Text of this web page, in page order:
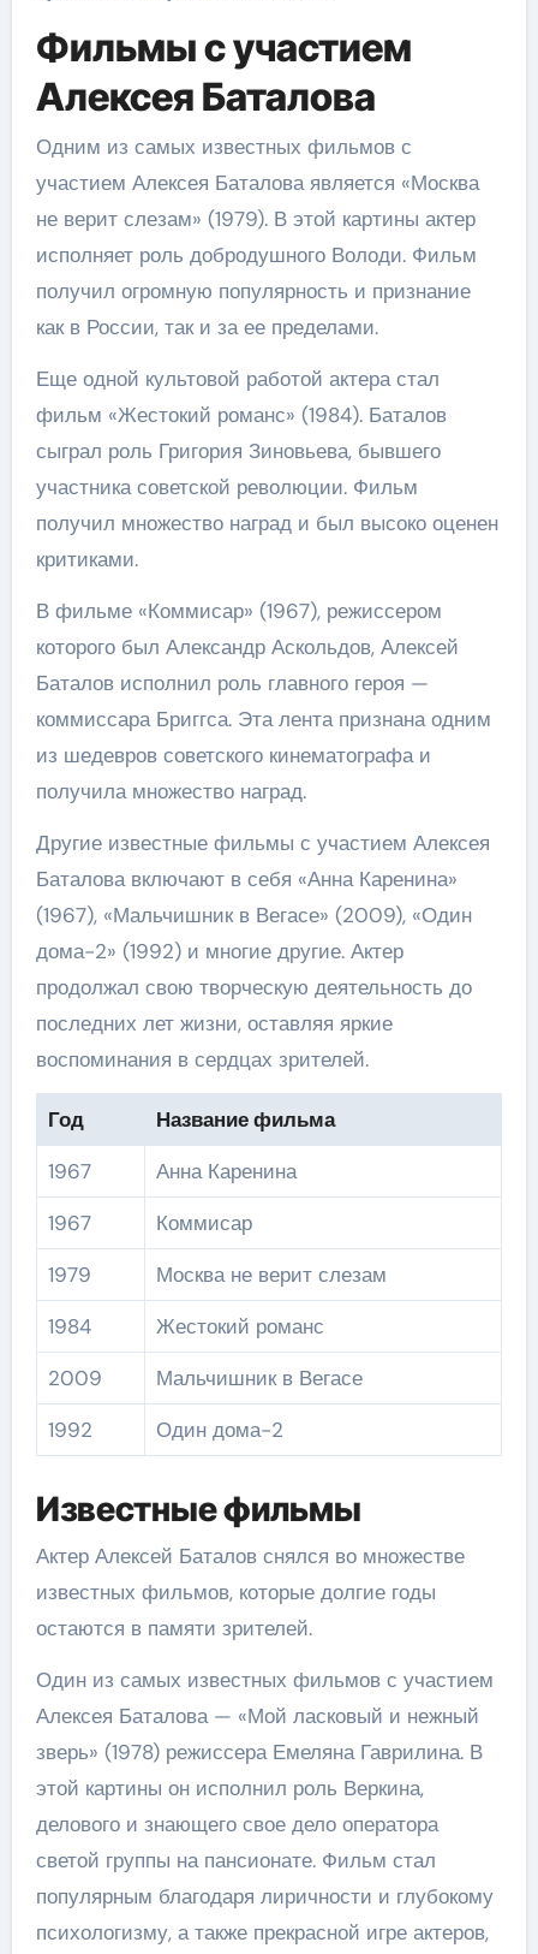
Фильмы с участием
Алексея Баталова
Одним из самых известных фильмов с
участием Алексея Баталова является «Москва
не верит слезам» (1979). В этой картины актер
исполняет роль добродушного Володи. Фильм
получил огромную популярность и признание
как в России, так и за ее пределами.
Еще одной культовой работой актера стал
фильм «Жестокий романс» (1984). Баталов
сыграл роль Григория Зиновьева, бывшего
участника советской революции. Фильм
получил множество наград и был высоко оценен
критиками.
В фильме «Коммисар» (1967), режиссером
которого был Александр Аскольдов, Алексей
Баталов исполнил роль главного героя —
коммиссара Бриггса. Эта лента признана одним
из шедевров советского кинематографа и
получила множество наград.
Другие известные фильмы с участием Алексея
Баталова включают в себя «Анна Каренина»
(1967), «Мальчишник в Вегасе» (2009), «Один
дома-2» (1992) и многие другие. Актер
продолжал свою творческую деятельность до
последних лет жизни, оставляя яркие
воспоминания в сердцах зрителей.
Год
Название фильма
1967
Анна Каренина
1967
Коммисар
1979
Москва не верит слезам
1984
Жестокий романс
2009
Мальчишник в Вегасе
1992
Один дома-2
Известные фильмы
Актер Алексей Баталов снялся во множестве
известных фильмов, которые долгие годы
остаются в памяти зрителей.
Один из самых известных фильмов с участием
Алексея Баталова — «Мой ласковый и нежный
зверь» (1978) режиссера Емеляна Гаврилина. В
этой картины он исполнил роль Веркина,
делового и знающего свое дело оператора
светой группы на пансионате. Фильм стал
популярным благодаря лиричности и глубокому
психологизму, а также прекрасной игре актеров,